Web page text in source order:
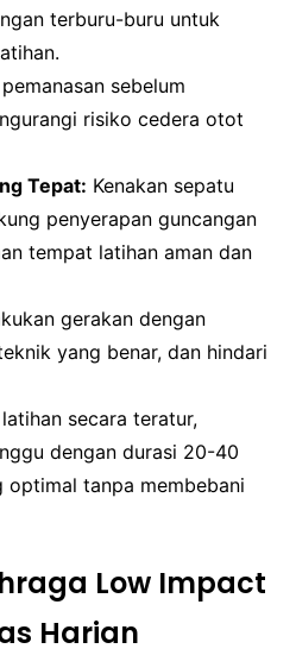
terburu-buru untuk
sebelum
risiko cedera otot
Tepat: Kenakan sepatu
penyerapan guncangan
tempat latihan aman dan
gerakan dengan
yang benar, dan hindari
secara teratur,
dengan durasi 20-40
optimal tanpa membebani
Low Impact
Harian